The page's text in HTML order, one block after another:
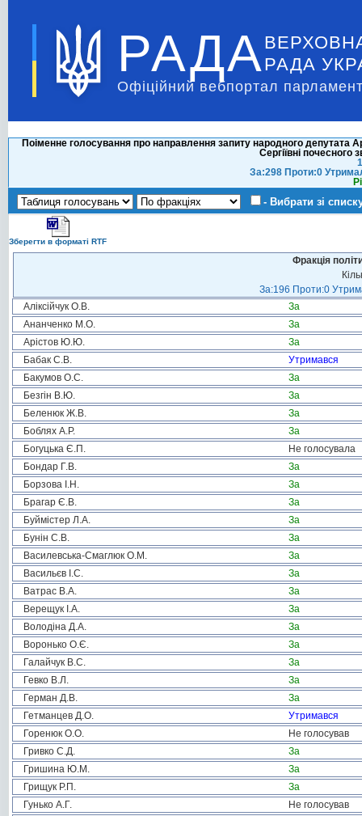
РАДА РАДА
Офіційний вебпортал
Поіменне голосування про направлення запиту народного депутата
Сергіївні
За:298 Проти:0
- Вибрати зі
Зберегти в форматі RTF
Фракція
За:196 Проти:0
Аліксійчук О.В.
За
Ананченко М.О.
За
Арістов Ю.Ю.
За
Бабак С.В.
Утримався
Бакумов О.С.
За
Безгін В.Ю.
За
Беленюк Ж.В.
За
Боблях А.Р.
За
Богуцька Є.П.
Не голосувала
Бондар Г.В.
За
Борзова І.Н.
За
Брагар Є.В.
За
Буймістер Л.А.
За
Бунін С.В.
За
Василевська-Смаглюк О.М.
За
Васильєв І.С.
За
Ватрас В.А.
За
Верещук І.А.
За
Володіна Д.А.
За
Воронько О.Є.
За
Галайчук В.С.
За
Гевко В.Л.
За
Герман Д.В.
За
Гетманцев Д.О.
Утримався
Горенюк О.О.
Не голосував
Гривко С.Д.
За
Гришина Ю.М.
За
Грищук Р.П.
За
Гунько А.Г.
Не голосував